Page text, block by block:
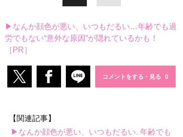
▶なんか顔色が悪い、いつもだるい…年齢でも過
労でもない“意外な原因”が隠れているかも！
［PR］
コメントをする・見る
【関連記事】
▶なんか顔色が悪い、いつもだるい...年齢でも